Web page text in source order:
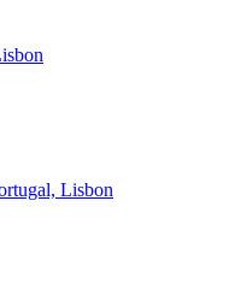
Lisbon